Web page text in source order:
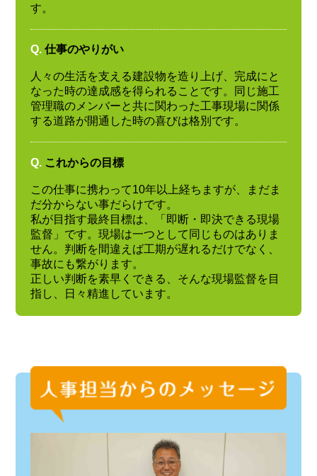
す。
Q. 仕事のやりがい
人々の生活を支える建設物を造り上げ、完成にと
なった時の達成感を得られることです。同じ施工
管理職のメンバーと共に関わった工事現場に関係
する道路が開通した時の喜びは格別です。
Q. これからの目標
この仕事に携わって10年以上経ちますが、まだま
だ分からない事だらけです。
私が目指す最終目標は、「即断・即決できる現場
監督」です。現場は一つとして同じものはありま
せん。判断を間違えば工期が遅れるだけでなく、
事故にも繋がります。
正しい判断を素早くできる、そんな現場監督を目
指し、日々精進しています。